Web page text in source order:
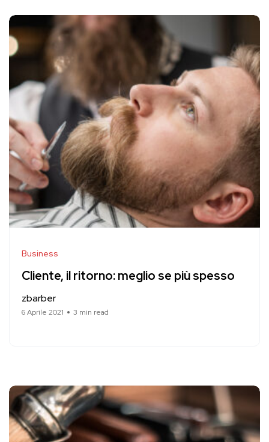
Business
Cliente, il ritorno: meglio se più spesso
zbarber
6 Aprile 2021 3 min read